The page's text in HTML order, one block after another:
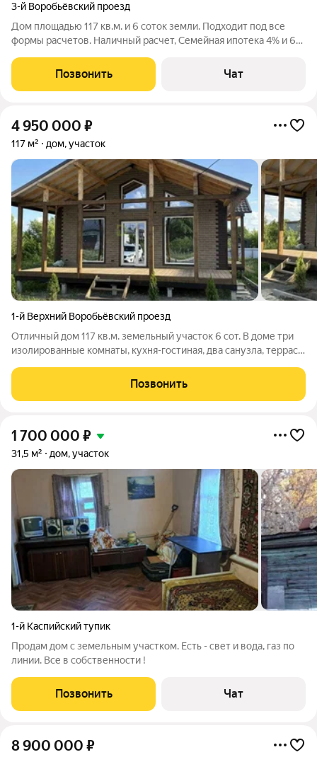
3-й Воробьёвский проезд
Дом площадью 117 кв.м. и 6 соток земли. Подходит под все
формы расчетов. Наличный расчет, Семейная ипотека 4% и 6%,
организую просмотр дома в живую.
Позвонить Чат
4 950 000 ₽
117 м² дом, участок
1-й Верхний Воробьёвский проезд
Отличный дом 117 кв.м. земельный участок 6 сот. В доме три
изолированные комнаты, кухня-гостиная, два санузла, терраса
ипотека 6%, участникам СВО скидка 10%. Звоните все покажу
и расскажу.
Позвонить
1 700 000 ₽
31,5 м² дом, участок
1-й Каспийский тупик
Продам дом с земельным участком. Есть - свет и вода, газ по
линии. Все в собственности !
Позвонить Чат
8 900 000 ₽